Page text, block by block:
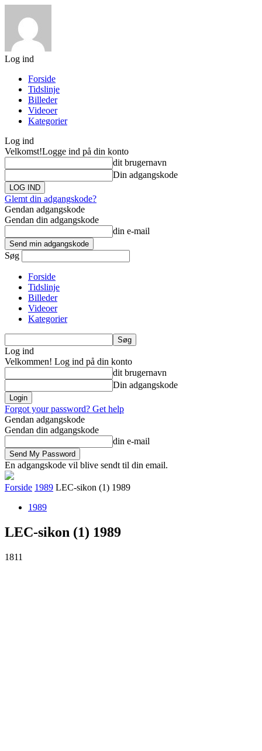
Log ind
Forside
Tidslinje
Billeder
Videoer
Kategorier
Log ind
Velkomst!Logge ind på din konto
dit brugernavn
Din adgangskode
Glemt din adgangskode?
Gendan adgangskode
Gendan din adgangskode
din e-mail
Søg
Forside
Tidslinje
Billeder
Videoer
Kategorier
Log ind
Velkommen! Log ind på din konto
dit brugernavn
Din adgangskode
Forgot your password? Get help
Gendan adgangskode
Gendan din adgangskode
din e-mail
En adgangskode vil blive sendt til din email.
Forside 1989 LEC-sikon (1) 1989
1989
LEC-sikon (1) 1989
1811